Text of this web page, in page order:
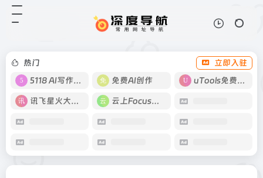
热门
立即入驻
5118 AI写作工具
免费AI创作 uTools免费工具箱
讯飞星火大模型 云上Focus接码